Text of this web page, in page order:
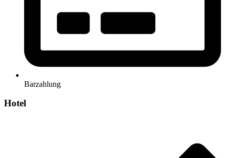
Barzahlung
Hotel